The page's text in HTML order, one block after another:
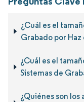
¿Cuál es el
Grabado por Haz
¿Cuál es el
Sistemas de
¿Quiénes son los